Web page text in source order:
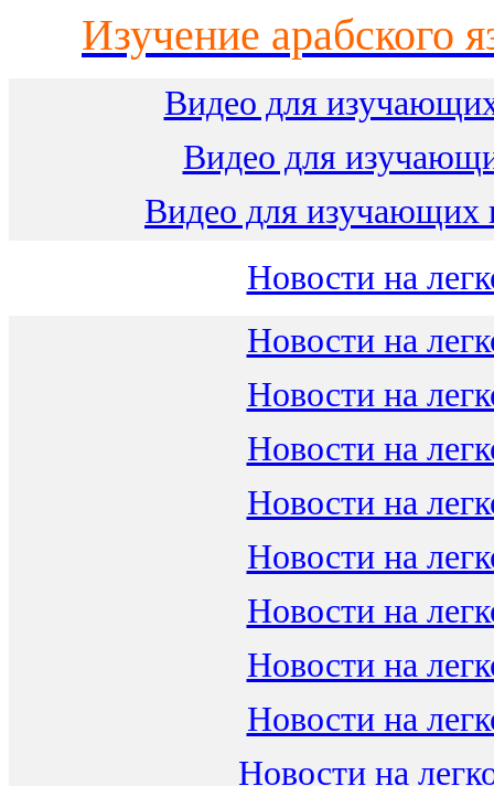
Изучение арабского
Видео для
Видео для
Видео для изучающих
Новости на
Новости на
Новости на
Новости на
Новости на
Новости на
Новости на
Новости на
Новости на
Новости на